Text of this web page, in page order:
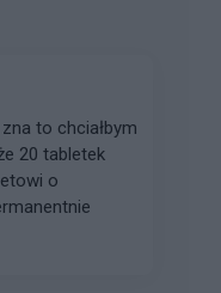
to chciałbym
20 tabletek
o